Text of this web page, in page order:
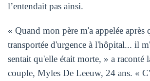
l’entendait pas ainsi.
« Quand mon père m'a appelée après
transportée d'urgence à l'hôpital... il
sentait qu'elle était morte, » a raconté
couple, Myles De Leeuw, 24 ans. «